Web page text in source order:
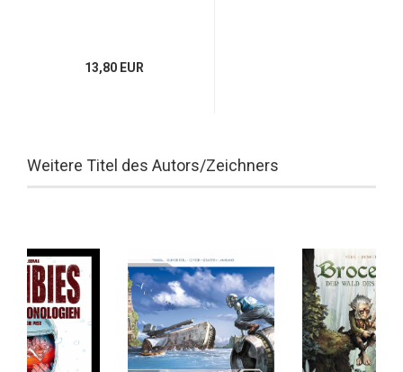
13,80 EUR
Weitere Titel des Autors/Zeichners